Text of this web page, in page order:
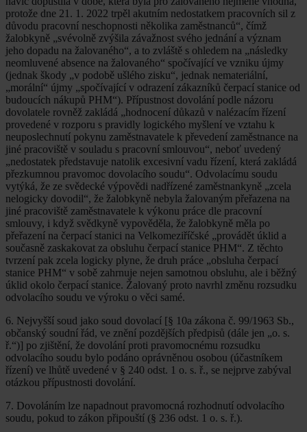
protože dne 21. 1. 2022 trpěl akutním nedostatkem pracovních sil z
důvodu pracovní neschopnosti několika zaměstnanců“, čímž
žalobkyně „svévolně zvýšila závažnost svého jednání a význam
jeho dopadu na žalovaného“, a to zvláště s ohledem na „následky
neomluvené absence na žalovaného“ spočívající ve vzniku újmy
(jednak škody „v podobě ušlého zisku“, jednak nemateriální,
„morální“ újmy „spočívající v odrazení zákazníků čerpací stanice od
budoucích nákupů PHM“). Přípustnost dovolání podle názoru
dovolatele rovněž zakládá „hodnocení důkazů v nalézacím řízení
provedené v rozporu s pravidly logického myšlení ve vztahu k
neuposlechnutí pokynu zaměstnavatele k převedení zaměstnance na
jiné pracoviště v souladu s pracovní smlouvou“, neboť uvedený
„nedostatek představuje natolik excesivní vadu řízení, která zakládá
přezkumnou pravomoc dovolacího soudu“. Odvolacímu soudu
vytýká, že ze svědecké výpovědi nadřízené zaměstnankyně „zcela
nelogicky dovodil“, že žalobkyně nebyla žalovaným přeřazena na
jiné pracoviště zaměstnavatele k výkonu práce dle pracovní
smlouvy, i když svědkyně vypověděla, že žalobkyně měla po
přeřazení na čerpací stanici na Velkomeziříčské „provádět úklid a
současně zaskakovat za obsluhu čerpací stanice PHM“. Z těchto
tvrzení pak zcela logicky plyne, že druh práce „obsluha čerpací
stanice PHM“ v sobě zahrnuje nejen samotnou obsluhu, ale i běžný
úklid okolo čerpací stanice. Žalovaný proto navrhl změnu rozsudku
odvolacího soudu ve výroku o věci samé.
6. Nejvyšší soud jako soud dovolací [§ 10a zákona č. 99/1963 Sb.,
občanský soudní řád, ve znění pozdějších předpisů (dále jen „o. s.
ř.“)] po zjištění, že dovolání proti pravomocnému rozsudku
odvolacího soudu bylo podáno oprávněnou osobou (účastníkem
řízení) ve lhůtě uvedené v § 240 odst. 1 o. s. ř., se nejprve zabýval
otázkou přípustnosti dovolání.
7. Dovoláním lze napadnout pravomocná rozhodnutí odvolacího
soudu, pokud to zákon připouští (§ 236 odst. 1 o. s. ř.).